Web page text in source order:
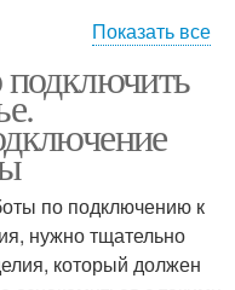
Показать все
подключить
по подключению к
нужно тщательно
который должен